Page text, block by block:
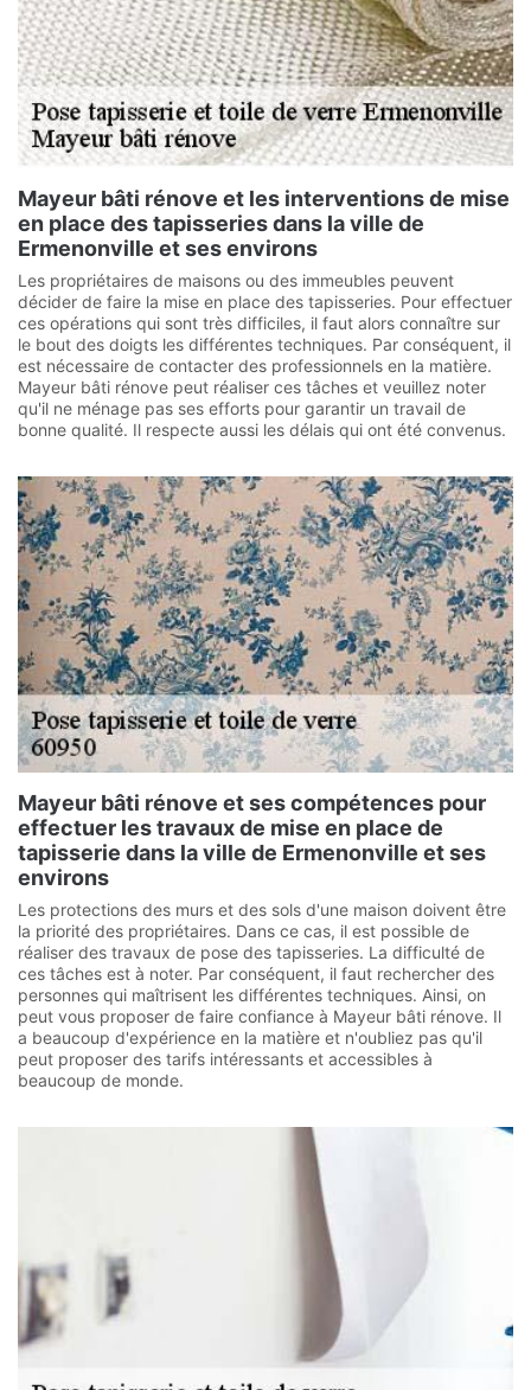
Mayeur bâti rénove et les interventions de mise
en place des tapisseries dans la ville de
Ermenonville et ses environs
Les propriétaires de maisons ou des immeubles peuvent
décider de faire la mise en place des tapisseries. Pour effectuer
ces opérations qui sont très difficiles, il faut alors connaître sur
le bout des doigts les différentes techniques. Par conséquent, il
est nécessaire de contacter des professionnels en la matière.
Mayeur bâti rénove peut réaliser ces tâches et veuillez noter
qu'il ne ménage pas ses efforts pour garantir un travail de
bonne qualité. Il respecte aussi les délais qui ont été convenus.
Mayeur bâti rénove et ses compétences pour
effectuer les travaux de mise en place de
tapisserie dans la ville de Ermenonville et ses
environs
Les protections des murs et des sols d'une maison doivent être
la priorité des propriétaires. Dans ce cas, il est possible de
réaliser des travaux de pose des tapisseries. La difficulté de
ces tâches est à noter. Par conséquent, il faut rechercher des
personnes qui maîtrisent les différentes techniques. Ainsi, on
peut vous proposer de faire confiance à Mayeur bâti rénove. Il
a beaucoup d'expérience en la matière et n'oubliez pas qu'il
peut proposer des tarifs intéressants et accessibles à
beaucoup de monde.